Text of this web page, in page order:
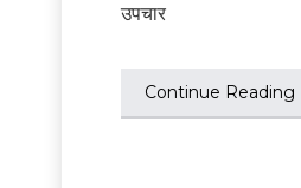
उपचार
Continue Reading